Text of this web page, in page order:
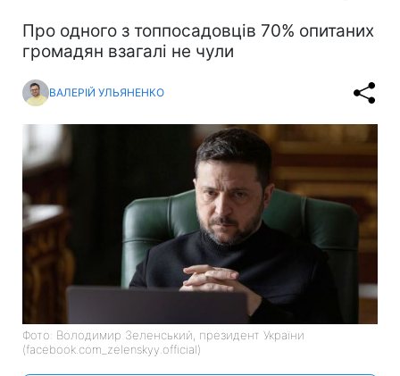
Про одного з топпосадовців 70% опитаних
громадян взагалі не чули
ВАЛЕРІЙ УЛЬЯНЕНКО
Фото: Володимир Зеленський, президент України
(facebook.com_zelenskyy.official)